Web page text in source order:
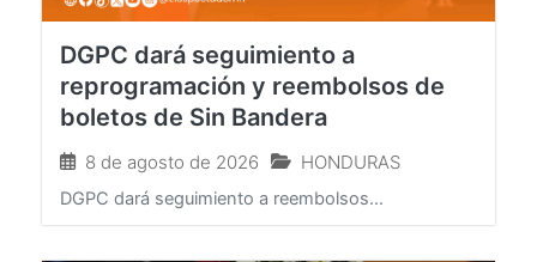
DGPC dará seguimiento a
reprogramación y reembolsos de
boletos de Sin Bandera
8 de agosto de 2026 HONDURAS